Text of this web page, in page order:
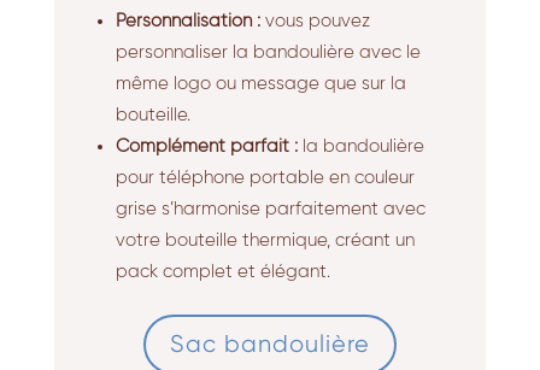
Personnalisation :vous pouvez
personnaliser la bandoulière avec le
même logo ou message que sur la
bouteille.
Complément parfait :la bandoulière
pour téléphone portable en couleur
grise s’harmonise parfaitement avec
votre bouteille thermique, créant un
pack complet et élégant.
Sac bandoulière